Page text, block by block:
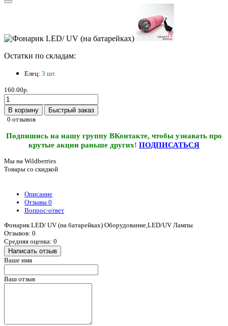
Остатки по складам:
Елец: 3 шт.
160.00р.
В корзину
Быстрый заказ
0 отзывов
Подпишись на нашу группу ВКонтакте, чтобы узнавать про
крутые акции раньше других! ПОДПИСАТЬСЯ
Мы на Wildberries
Товары со скидкой
Описание
Отзывы 0
Вопрос-ответ
Фонарик LED/ UV (на батарейках) Оборудование,LED/UV Лампы
Отзывов: 0
Средняя оценка: 0
Написать отзыв
Ваше имя
Ваш отзыв